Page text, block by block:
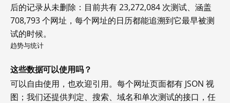
后的记录从未删除：目前共有 23,272,084 次测试、涵盖
708,793 个网址，每个网址的日历都能追溯到它最早被测
试的时候。
趋势与统计
这些数据可以使用吗？
可以自由使用，也欢迎引用。每个网址页面都有 JSON 视
图；我们还提供判定、搜索、域名和单次测试的接口，任